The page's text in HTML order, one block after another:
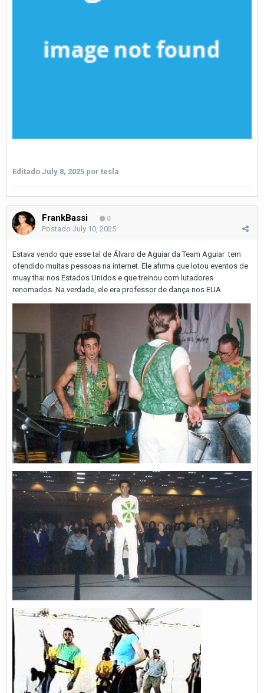
Editado July 8, 2025 por tesla
FrankBassi 0
Postado July 10, 2025
Estava vendo que esse tal de Álvaro de Aguiar da Team Aguiar tem
ofendido muitas pessoas na internet. Ele afirma que lotou eventos de
muay thai nos Estados Unidos e que treinou com lutadores
renomados. Na verdade, ele era professor de dança nos EUA